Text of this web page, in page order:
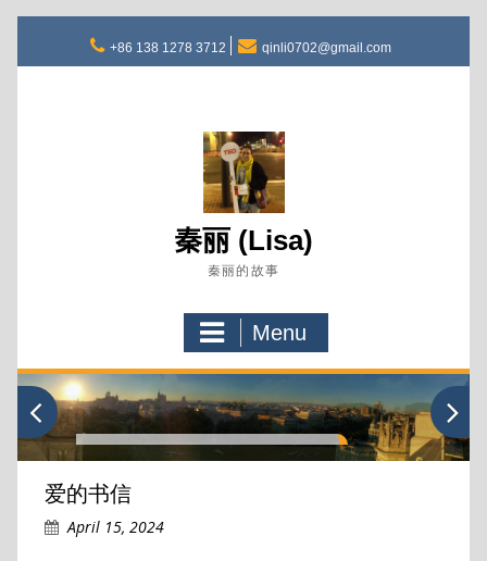
content
+86 138 1278 3712 qinli0702@gmail.com
秦丽 (Lisa)
秦丽的故事
Menu
爱的书信
April 15, 2024